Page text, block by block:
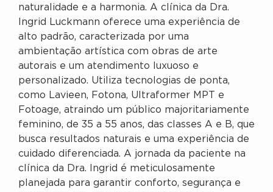
naturalidade e a harmonia. A clínica da Dra.
Ingrid Luckmann oferece uma experiência de
alto padrão, caracterizada por uma
ambientação artística com obras de arte
autorais e um atendimento luxuoso e
personalizado. Utiliza tecnologias de ponta,
como Lavieen, Fotona, Ultraformer MPT e
Fotoage, atraindo um público majoritariamente
feminino, de 35 a 55 anos, das classes A e B, que
busca resultados naturais e uma experiência de
cuidado diferenciada. A jornada da paciente na
clínica da Dra. Ingrid é meticulosamente
planejada para garantir conforto, segurança e